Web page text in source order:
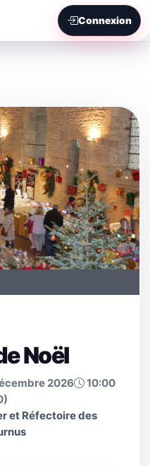
Connexion
Noël
2026
10:00
et Réfectoire des